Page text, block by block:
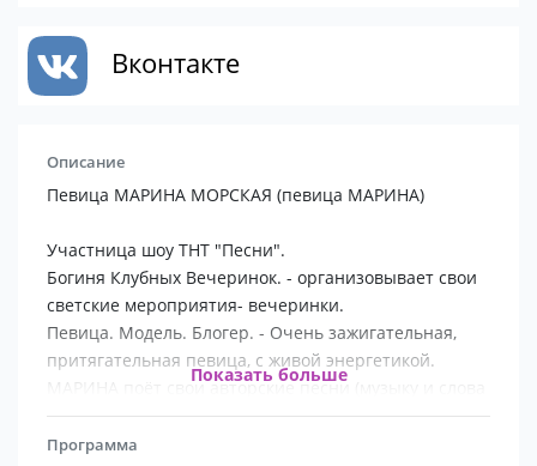
Вконтакте
Описание
Певица МАРИНА МОРСКАЯ (певица МАРИНА)
Участница шоу ТНТ "Песни".
Богиня Клубных Вечеринок. - организовывает свои
светские мероприятия- вечеринки.
Певица. Модель. Блогер. - Очень зажигательная,
притягательная певица, с живой энергетикой.
МАРИНА поёт свои авторские песни (музыку и слова
пишет сама).
Любит любить. И очень хочет - побольше добра в
Показать больше
Программа